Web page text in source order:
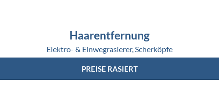
Haarentfernung
Elektro- & Einwegrasierer, Scherköpfe
PREISE RASIERT